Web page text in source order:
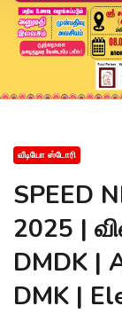
வீடியோ ஸ்டோரி
SPEED
2025 |
DMDK |
DMK |